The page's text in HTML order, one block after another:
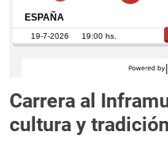
Carrera al
cultura y